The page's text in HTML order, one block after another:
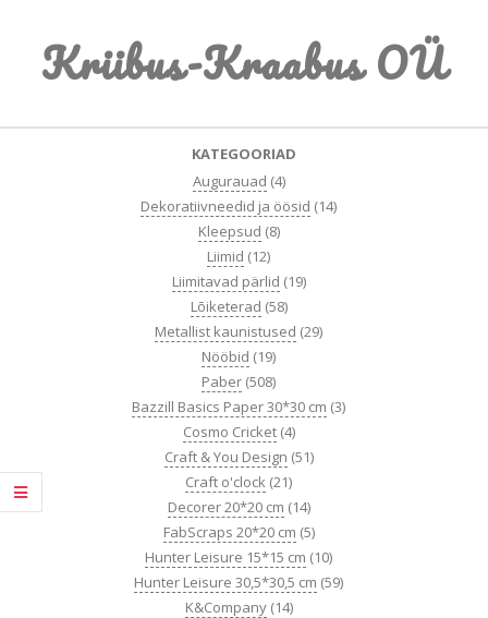
contentKriibus-Kraabus OÜ
KATEGOORIAD
Augurauad (4)
Dekoratiivneedid ja öösid (14)
Kleepsud (8)
Liimid (12)
Liimitavad pärlid (19)
Lõiketerad (58)
Metallist kaunistused (29)
Nööbid (19)
Paber (508)
Bazzill Basics Paper 30*30 cm (3)
Cosmo Cricket (4)
Craft & You Design (51)
Craft o'clock (21)
Decorer 20*20 cm (14)
FabScraps 20*20 cm (5)
Hunter Leisure 15*15 cm (10)
Hunter Leisure 30,5*30,5 cm (59)
K&Company (14)